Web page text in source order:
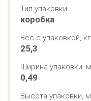
Тип упаковки
коробка
Вес с упаковкой, кг
25,3
Ширина упаковки, м
0,49
Высота упаковки, м